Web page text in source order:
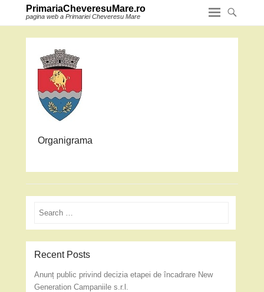
PrimariaCheveresuMare.ro
pagina web a Primariei Cheveresu Mare
Organigrama
Search
Recent Posts
Anunț public privind decizia etapei de încadrare New
Generation Campaniile s.r.l.